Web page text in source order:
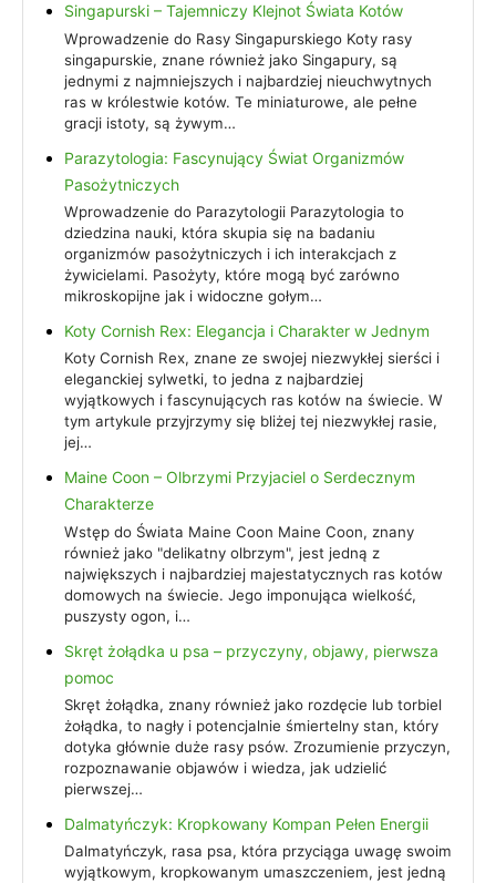
Singapurski – Tajemniczy Klejnot Świata Kotów
Wprowadzenie do Rasy Singapurskiego Koty rasy
singapurskie, znane również jako Singapury, są
jednymi z najmniejszych i najbardziej nieuchwytnych
ras w królestwie kotów. Te miniaturowe, ale pełne
gracji istoty, są żywym…
Parazytologia: Fascynujący Świat Organizmów
Pasożytniczych
Wprowadzenie do Parazytologii Parazytologia to
dziedzina nauki, która skupia się na badaniu
organizmów pasożytniczych i ich interakcjach z
żywicielami. Pasożyty, które mogą być zarówno
mikroskopijne jak i widoczne gołym…
Koty Cornish Rex: Elegancja i Charakter w Jednym
Koty Cornish Rex, znane ze swojej niezwykłej sierści i
eleganckiej sylwetki, to jedna z najbardziej
wyjątkowych i fascynujących ras kotów na świecie. W
tym artykule przyjrzymy się bliżej tej niezwykłej rasie,
jej…
Maine Coon – Olbrzymi Przyjaciel o Serdecznym
Charakterze
Wstęp do Świata Maine Coon Maine Coon, znany
również jako "delikatny olbrzym", jest jedną z
największych i najbardziej majestatycznych ras kotów
domowych na świecie. Jego imponująca wielkość,
puszysty ogon, i…
Skręt żołądka u psa – przyczyny, objawy, pierwsza
pomoc
Skręt żołądka, znany również jako rozdęcie lub torbiel
żołądka, to nagły i potencjalnie śmiertelny stan, który
dotyka głównie duże rasy psów. Zrozumienie przyczyn,
rozpoznawanie objawów i wiedza, jak udzielić
pierwszej…
Dalmatyńczyk: Kropkowany Kompan Pełen Energii
Dalmatyńczyk, rasa psa, która przyciąga uwagę swoim
wyjątkowym, kropkowanym umaszczeniem, jest jedną